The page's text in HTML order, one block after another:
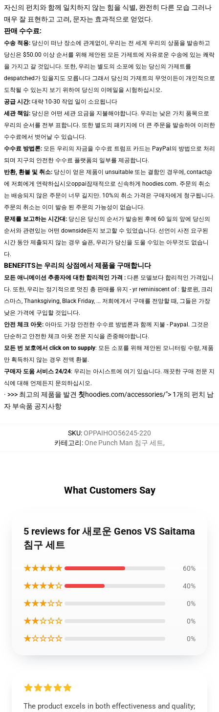
자신의 펀치와 함께 일치하지 않는 힘을 식별, 완전히 다른 모습 그러나
매우 잘 표현하고 고려, 문자는 효과적으로 얻었다.
판매 수수료:
수송 적용: 당신이 떠난 장소에 관계없이, 우리는 전 세계 우리의 상품을 발송하고
당신은 $50.00 이상 순서를 위해 제안된 모든 가제트에 자유로운 수송에 있는 쾌락
을 가지고 갈 것입니다. 또한, 우리는 별도의 소포에 있는 당신의 가제트를
despatched가 있을지도 모릅니다 그래서 당신의 가제트의 무엇이든이 개인적으로
도착될 수 있는지 보기 위하여 당신의 이메일을 시험하십시오.
공급 시간: 대략 10-30 작업 일이 소요됩니다
세관 책임: 당신은 어떤 세관 요금을 지불해야합니다. 우리는 낮은 가치 품목으로
우리의 순서를 전부 표합니다. 또한 별도의 패키지에 더 큰 주문을 발송하여 이러한
수수료에서 벗어날 수 있습니다.
수수료 방법론: 모든 우리의 자금을 수수료 트럼프 카드는 PayPal의 방법으로 처리
되며 지구의 안전한 수수료 플랫폼의 일부를 제공합니다.
반환, 환불 및 취소: 당신이 얻은 제품이 unsuitable 또는 결함인 경우에, contact@
에 저희에게 연락하십시오oppai잠재적으로 신속하게 hoodies.com. 주문의 취소
는 배송되지 않은 주문이 너무 길지만. 10%의 취소 가격은 구매자에게 청구됩니다.
주문의 취소는 이미 발송 된 주문의 가능성이 없습니다.
문제를 보고하는 시간대: 당신은 당신의 순서가 발송된 후에 60 일의 앞에 당신의
순서와 관련있는 어떤 downside든지 보고할 수 있었습니다. 선언이 사전 요구된
시간 동안 제출되지 않는 경우 슬픈, 우리가 당신을 도울 수있는 아무것도 없습니
다.
BENEFITS는 우리의 상점에서 제품을 구매합니다
모든 애니메이션 추종자에 대한 합리적인 가격 : 다른 모델보다 합리적인 가격입니
다. 또한, 우리는 정기적으로 멋진 총 판매를 유지 - yr reminiscent of : 할로윈, 크리
스마스, Thanksgiving, Black Friday, ... 저희에게서 구매를 전망할 때, 그들은 가장
낮은 가격에 구입할 것입니다.
안전 체크 아웃: 아마도 가장 안전한 수수료 방법론과 함께 지불 - Paypal. 그것은
단순하고 안전한 체크 아웃 전문 지식을 존중해야합니다.
모든 번 보호에서 click on to supply: 모든 소포를 위해 제안된 모니터링 수량, 제품
만 획득하지 않는 경우 전액 환불.
구매자 도움 서비스 24/24: 우리는 아시스트에 여기 있습니다. 깨끗한 구매 전문 지
식에 대해 언제든지 문의하십시오.
· >>> 최고의 제품을 발견 칫hoodies.com/accessories/"> 1개의 펀치 남
자 부속품 공지사항
SKU:OPPAIHOO56245-220
카테고리:One Punch Man 침구 세트,
What Customers Say
5 reviews for 새로운 Genos VS Saitama
침구 세트
★★★★★ 60%
★★★★☆ 40%
★★★☆☆ 0%
★★☆☆☆ 0%
★☆☆☆☆ 0%
The product excels in both effectiveness and quality;